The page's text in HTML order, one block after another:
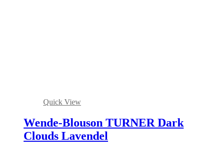
Quick View
Wende-Blouson TURNER Dark
Clouds Lavendel